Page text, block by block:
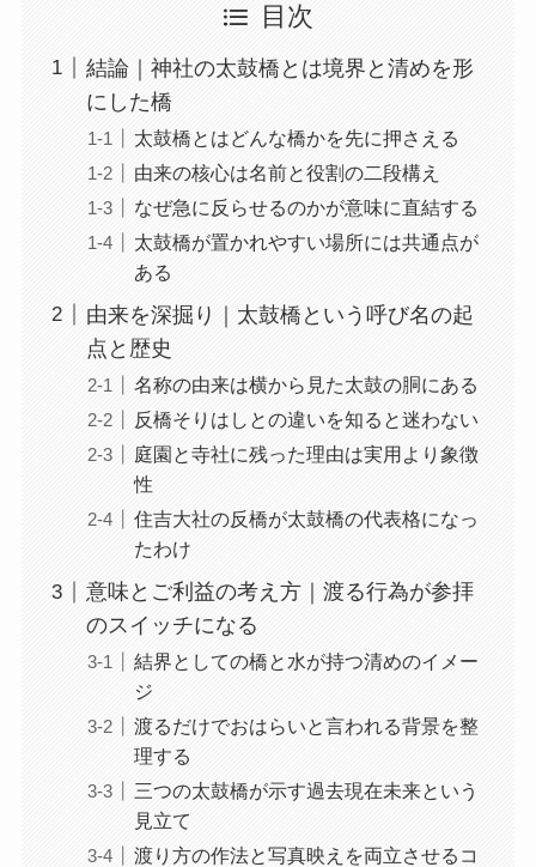
目次
結論｜神社の太鼓橋とは境界と清めを形
にした橋
太鼓橋とはどんな橋かを先に押さえる
由来の核心は名前と役割の二段構え
なぜ急に反らせるのかが意味に直結する
太鼓橋が置かれやすい場所には共通点が
ある
由来を深掘り｜太鼓橋という呼び名の起
点と歴史
名称の由来は横から見た太鼓の胴にある
反橋そりはしとの違いを知ると迷わない
庭園と寺社に残った理由は実用より象徴
性
住吉大社の反橋が太鼓橋の代表格になっ
たわけ
意味とご利益の考え方｜渡る行為が参拝
のスイッチになる
結界としての橋と水が持つ清めのイメー
ジ
渡るだけでおはらいと言われる背景を整
理する
三つの太鼓橋が示す過去現在未来という
見立て
渡り方の作法と写真映えを両立させるコ